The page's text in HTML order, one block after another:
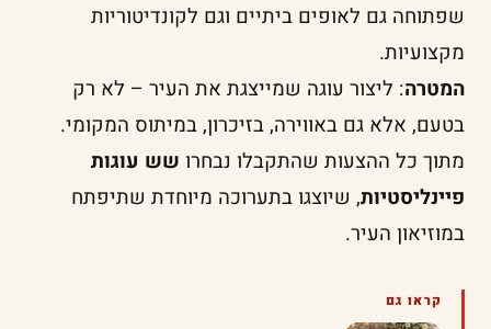
שפתוחה גם לאופים ביתיים וגם לקונדיטוריות
מקצועיות.
המטרה: ליצור עוגה שמייצגת את העיר – לא רק
בטעם, אלא גם באווירה, בזיכרון, במיתוס המקומי.
מתוך כל ההצעות שהתקבלו נבחרו שש עוגות
פיינליסטיות, שיוצגו בתערוכה מיוחדת שתיפתח
במוזיאון העיר.
קראו גם